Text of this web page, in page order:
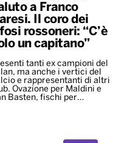
a Franco
Il coro dei
rossoneri: “C’è
un capitano”
tanti ex campioni del
ma anche i vertici del
e rappresentanti di altri
Ovazione per Maldini e
Basten, fischi per…